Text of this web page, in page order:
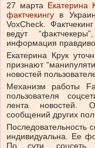
27 марта Екатерина
фактчекингу в
VoxCheck.
ведут
информация
Екатерина Крук
признают
новостей
Механизм работы
пользователя
лента новостей.
сообщений других
Последовательность
индивидуальна. Ее
По сути, соцсеть